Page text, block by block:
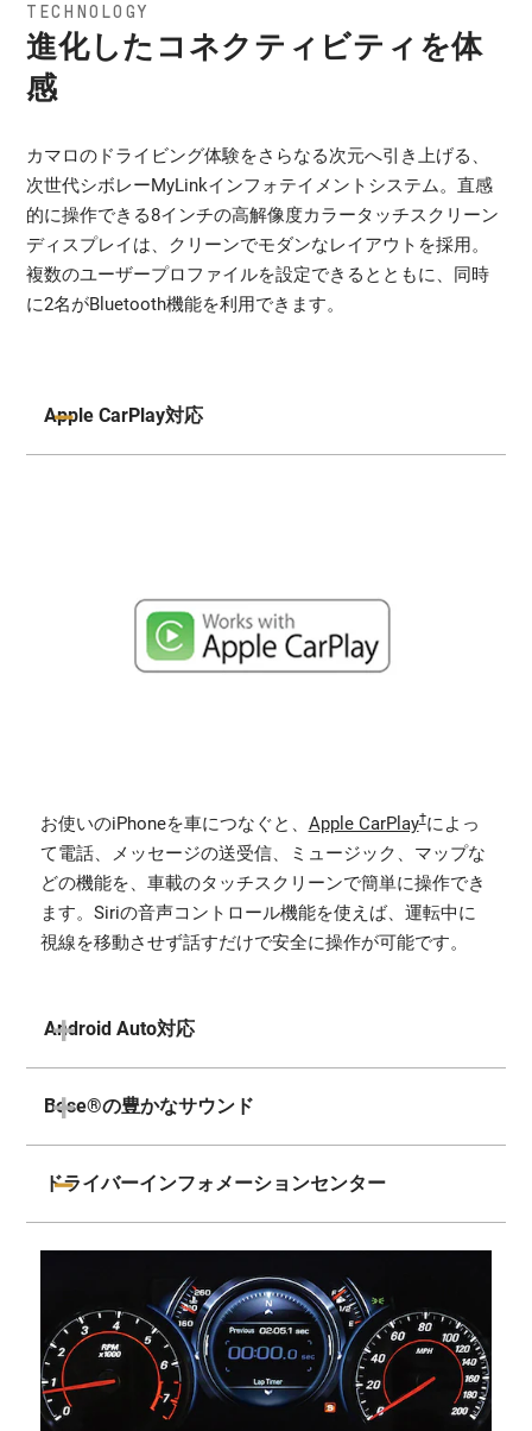
ミホイール
カラー
・ ブラック
・ リバーサイドブルーメタリック
・ サミットホワイト
・ シャドーグレーメタリック
ブレーキ
・ アンチロックブレーキシステム
・ Brembo社製ハイパフォーマンスブレーキシステム(フロン
ト)
トランスミッション
・10速オートマチック
ホイール
カラー
・ブラック
・リバーサイドブルーメタリック
・レッドホット
・サミットホワイト
ブレーキ
トランスミッション
・ 8速オートマチック
ホイール
ミホイール
カラー
・ブラック
・ レッドホット
・ サミットホワイト
ト)
TECHNOLOGY
進化したコネクティビティを体
感
カマロのドライビング体験をさらなる次元へ引き上げる、
次世代シボレーMyLinkインフォテイメントシステム。直感
的に操作できる8インチの高解像度カラータッチスクリーン
ディスプレイは、クリーンでモダンなレイアウトを採用。
複数のユーザープロファイルを設定できるとともに、同時
に2名がBluetooth機能を利用できます。
Apple CarPlay対応
お使いのiPhoneを車につなぐと、 Apple CarPlay†によっ
て電話、メッセージの送受信、ミュージック、マップな
どの機能を、車載のタッチスクリーンで簡単に操作でき
ます。Siriの音声コントロール機能を使えば、運転中に
視線を移動させず話すだけで安全に操作が可能です。
Android Auto対応
Bose®の豊かなサウンド
ドライバーインフォメーションセンター